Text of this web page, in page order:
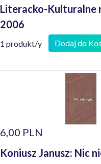
Literacko-Kulturalne
2006
1 produkt/y Dodaj do
6,00 PLN
Koniusz Janusz: Nic